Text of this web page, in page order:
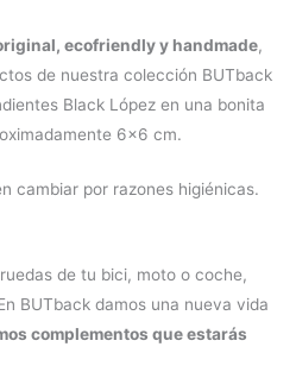
ecofriendly y handmade,
de nuestra colección BUTback
Black López en una bonita
6×6 cm.
cambiar por razones higiénicas.
de tu bici, moto o coche,
BUTback damos una nueva vida
complementos que estarás